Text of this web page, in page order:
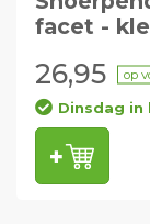
facet -
26,95 op
Dinsdag in